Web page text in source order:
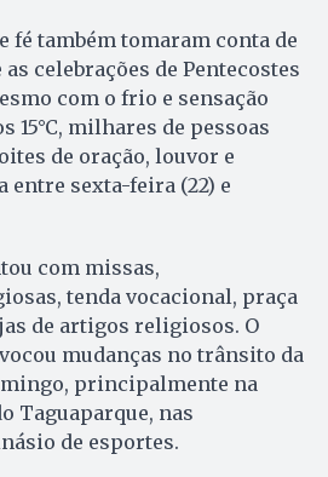
fé também tomaram conta de
celebrações de Pentecostes
com o frio e sensação
15°C, milhares de pessoas
de oração, louvor e
entre sexta-feira (22) e
com missas,
tenda vocacional, praça
de artigos religiosos. O
mudanças no trânsito da
principalmente na
Taguaparque, nas
de esportes.